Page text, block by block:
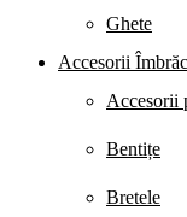
Ghete
Accesorii
Accesorii
Bentițe
Bretele